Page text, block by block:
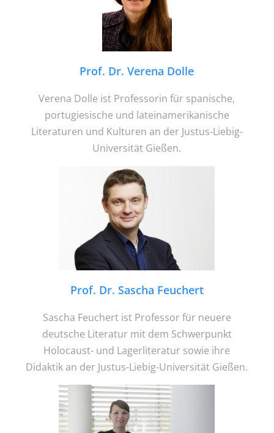
Prof. Dr. Verena Dolle
Verena Dolle ist Professorin für spanische,
portugiesische und lateinamerikanische
Literaturen und Kulturen an der Justus-Liebig-
Universität Gießen.
Prof. Dr. Sascha Feuchert
Sascha Feuchert ist Professor für neuere
deutsche Literatur mit dem Schwerpunkt
Holocaust- und Lagerliteratur sowie ihre
Didaktik an der Justus-Liebig-Universität Gießen.